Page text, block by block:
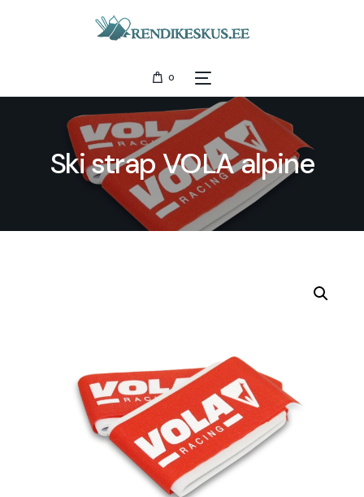
0
Ski strap VOLA alpine